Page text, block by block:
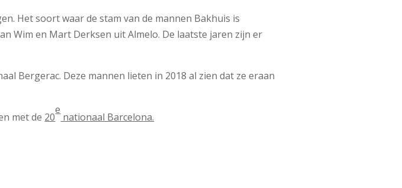
Het soort waar de stam van de mannen Bakhuis is
Wim en Mart Derksen uit Almelo. De laatste jaren zijn er
Bergerac. Deze mannen lieten in 2018 al zien dat ze eraan
met de 20
e
nationaal Barcelona.